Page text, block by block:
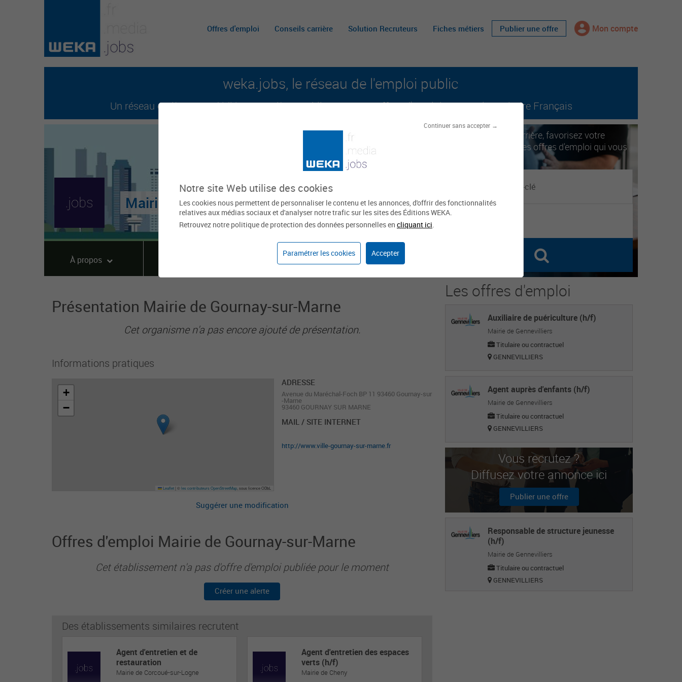
Continuer sans accepter →
Notre site Web utilise des cookies
Les cookies nous permettent de personnaliser le contenu et les annonces, d'offrir des fonctionnalités
relatives aux médias sociaux et d'analyser notre trafic sur les sites des Éditions WEKA.
Retrouvez notre politique de protection des données personnelles en cliquant ici
Paramétrer les cookies Accepter
Offres d'emploi Conseils carrière Solution Recruteurs Fiches métiers Publier une offre Mon compte
weka.jobs, le réseau de l'emploi public
Un réseau entièrement dédié aux carrières publiques et aux offres d'emploi sur tout le territoire Français
Mairie de Gournay-sur-Marne
À propos 2
Agents sur weka.jobs
Présentation Mairie de Gournay-sur-Marne
Cet organisme n'a pas encore ajouté de présentation.
Informations pratiques
+
−
Leaflet ©les contributeurs OpenStreetMap, sous licence ODbL
ADRESSE
Avenue du Maréchal-Foch BP 11 93460 Gournay-sur
-Marne
93460 GOURNAY SUR MARNE
MAIL / SITE INTERNET
http://www.ville-gournay-sur-marne.fr
Suggérer une modification
Offres d'emploi Mairie de Gournay-sur-Marne
Cet établissement n'a pas d'offre d'emploi publiée pour le moment
Créer une alerte
Des établissements similaires recrutent
Agent d'entretien et de
restauration
Mairie de Corcoué-sur-Logne
Agent d'entretien des espaces
verts (h/f)
Mairie de Cheny
Accélérez votre carrière, favorisez votre
mobilité. Trouvez les offres d'emploi qui vous
Les offres d'emploi
Auxiliaire de puériculture (h/f)
Mairie de Gennevilliers
Titulaire ou contractuel
GENNEVILLIERS
Agent auprès d'enfants (h/f)
Mairie de Gennevilliers
Titulaire ou contractuel
GENNEVILLIERS
Vous recrutez ?
Diffusez votre annonce ici
Publier une offre
Responsable de structure jeunesse
(h/f)
Mairie de Gennevilliers
Titulaire ou contractuel
GENNEVILLIERS